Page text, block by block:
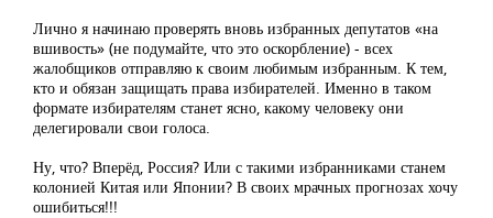
Лично я начинаю проверять вновь избранных депутатов «на
вшивость» (не подумайте, что это оскорбление) - всех
жалобщиков отправляю к своим любимым избранным. К тем,
кто и обязан защищать права избирателей. Именно в таком
формате избирателям станет ясно, какому человеку они
делегировали свои голоса.
Ну, что? Вперёд, Россия? Или с такими избранниками станем
колонией Китая или Японии? В своих мрачных прогнозах хочу
ошибиться!!!